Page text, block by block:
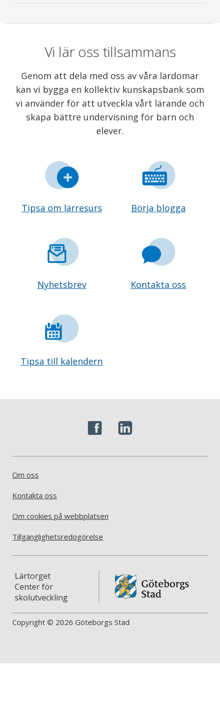
Vi lär oss tillsammans
Genom att dela med oss av våra lärdomar
kan vi bygga en kollektiv kunskapsbank som
vi använder för att utveckla vårt lärande och
skapa bättre undervisning för barn och
elever.
Tipsa om lärresurs Börja blogga
Nyhetsbrev Kontakta oss
Tipsa till kalendern
Om oss
Kontakta oss
Om cookies på webbplatsen
Tillgänglighetsredogörelse
Lärtorget
Center för
skolutveckling
Copyright © 2026 Göteborgs Stad